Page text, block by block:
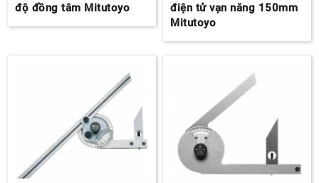
độ đồng tâm Mitutoyo
điện tử vạn năng 150mm
Mitutoyo